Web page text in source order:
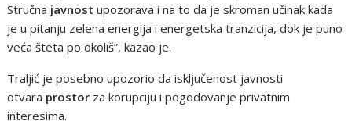
Stručna javnost upozorava i na to da je skroman učinak kada
je u pitanju zelena energija i energetska tranzicija, dok je puno
veća šteta po okoliš”, kazao je.
Traljić je posebno upozorio da isključenost javnosti
otvara prostor za korupciju i pogodovanje privatnim
interesima.